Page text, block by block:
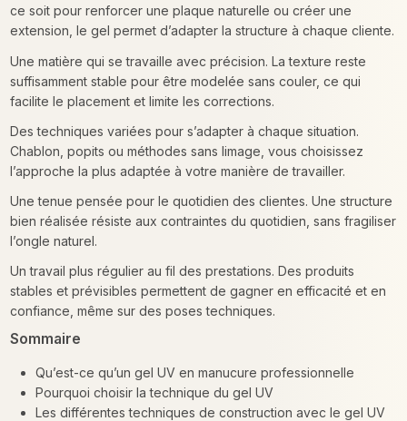
ce soit pour renforcer une plaque naturelle ou créer une
extension, le gel permet d’adapter la structure à chaque cliente.
Une matière qui se travaille avec précision. La texture reste
suffisamment stable pour être modelée sans couler, ce qui
facilite le placement et limite les corrections.
Des techniques variées pour s’adapter à chaque situation.
Chablon, popits ou méthodes sans limage, vous choisissez
l’approche la plus adaptée à votre manière de travailler.
Une tenue pensée pour le quotidien des clientes. Une structure
bien réalisée résiste aux contraintes du quotidien, sans fragiliser
l’ongle naturel.
Un travail plus régulier au fil des prestations. Des produits
stables et prévisibles permettent de gagner en efficacité et en
confiance, même sur des poses techniques.
Sommaire
Qu’est-ce qu’un gel UV en manucure professionnelle
Pourquoi choisir la technique du gel UV
Les différentes techniques de construction avec le gel UV